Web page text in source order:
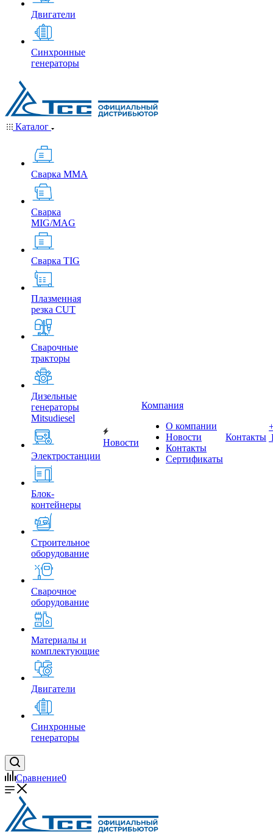
Двигатели
Синхронные
генераторы
Каталог
Сварка MMA
Сварка
MIG/MAG
Сварка TIG
Плазменная
резка CUT
Сварочные
тракторы
Дизельные
генераторы
Mitsudiesel
Электростанции
Блок-
контейнеры
Строительное
оборудование
Сварочное
оборудование
Материалы и
комплектующие
Двигатели
Синхронные
генераторы
Новости
Компания
О компании
Новости
Контакты
Сертификаты
Контакты
Сравнение0